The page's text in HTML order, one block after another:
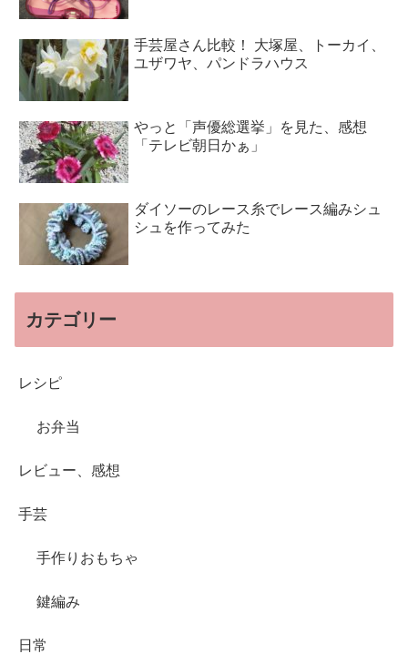
手芸屋さん比較！ 大塚屋、トーカイ、
ユザワヤ、パンドラハウス
やっと「声優総選挙」を見た、感想
「テレビ朝日かぁ」
ダイソーのレース糸でレース編みシュ
シュを作ってみた
カテゴリー
レシピ
お弁当
レビュー、感想
手芸
手作りおもちゃ
鍵編み
日常